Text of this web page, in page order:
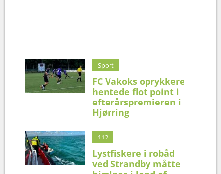
Sport
FC Vakoks oprykkere
hentede flot point i
efterårspremieren i
Hjørring
112
Lystfiskere i robåd
ved Strandby måtte